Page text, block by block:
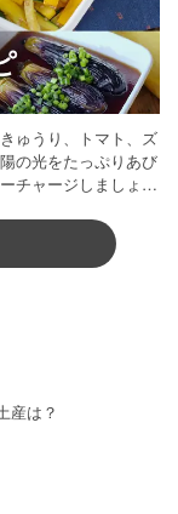
ゅうり、トマト、ズ
の光をたっぷりあび
チャージしましょう
産は？